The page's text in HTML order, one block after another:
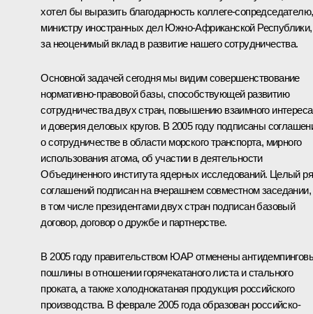
хотел бы выразить благодарность коллеге-сопредседателю,
министру иностранных дел Южно-Африканской Республики,
за неоценимый вклад в развитие нашего сотрудничества.
Основной задачей сегодня мы видим совершенствование
нормативно-правовой базы, способствующей развитию
сотрудничества двух стран, повышению взаимного интереса
и доверия деловых кругов. В 2005 году подписаны
о сотрудничестве в области морского транспорта, мирного
использования атома, об участии в деятельности
Объединенного института ядерных исследований. Целый
соглашений подписан на вчерашнем совместном заседании,
в том числе президентами двух стран подписан базовый
договор, договор о дружбе и партнерстве.
В 2005 году правительством ЮАР отменены
пошлины в отношении горячекатаного листа и стального
проката, а также холоднокатаная продукция российского
производства. В феврале 2005 года образован российско-